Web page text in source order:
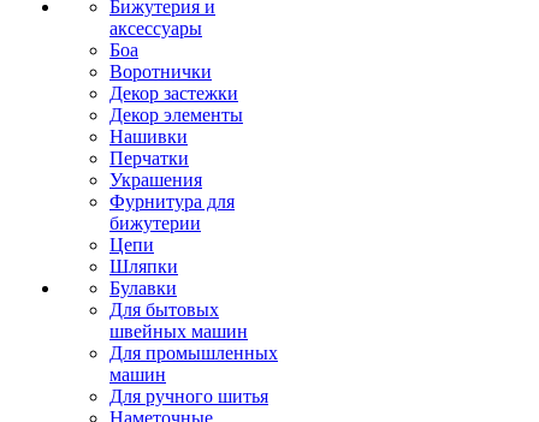
Бижутерия и
аксессуары
Боа
Воротнички
Декор застежки
Декор элементы
Нашивки
Перчатки
Украшения
Фурнитура для
бижутерии
Цепи
Шляпки
Булавки
Для бытовых
швейных машин
Для промышленных
машин
Для ручного шитья
Наметочные